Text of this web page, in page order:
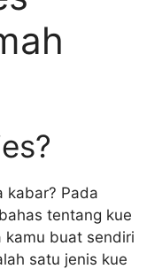
kabar? Pada
tentang kue
kamu buat sendiri
satu jenis kue